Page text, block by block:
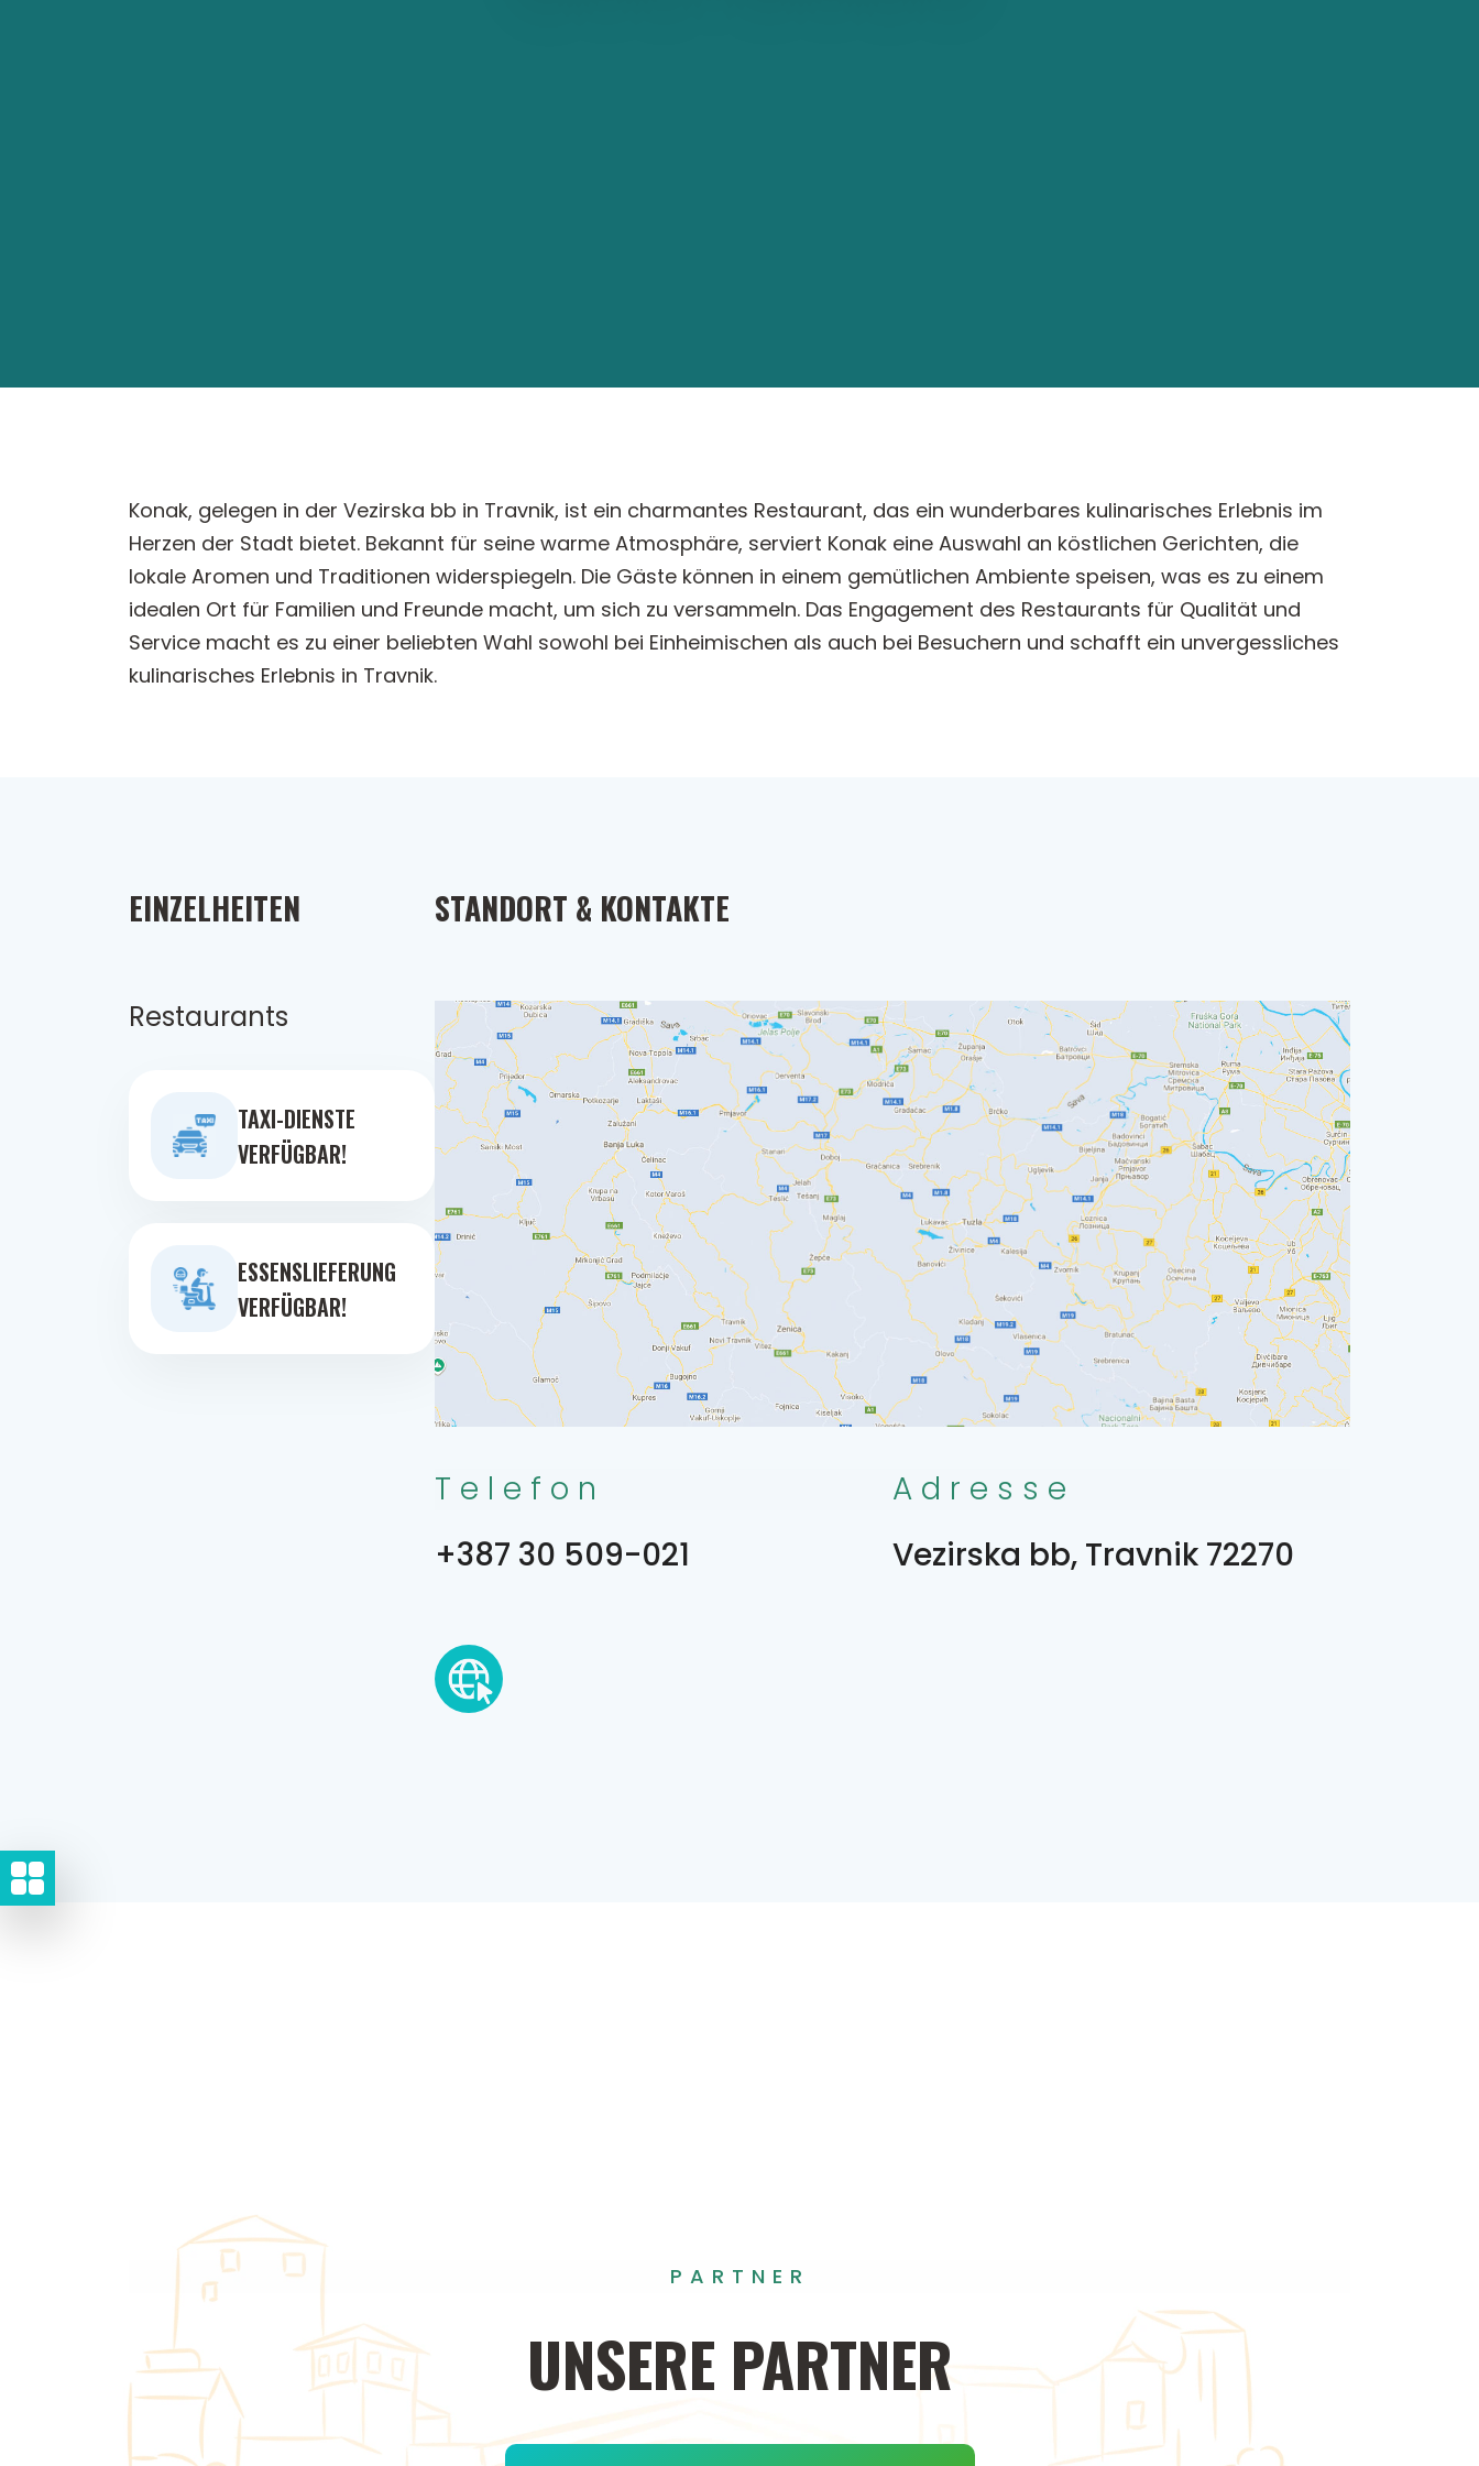
Konak, gelegen in der Vezirska bb in Travnik, ist ein charmantes Restaurant, das ein wunderbares kulinarisches Erlebnis im
Herzen der Stadt bietet. Bekannt für seine warme Atmosphäre, serviert Konak eine Auswahl an köstlichen Gerichten, die
lokale Aromen und Traditionen widerspiegeln. Die Gäste können in einem gemütlichen Ambiente speisen, was es zu einem
idealen Ort für Familien und Freunde macht, um sich zu versammeln. Das Engagement des Restaurants für Qualität und
Service macht es zu einer beliebten Wahl sowohl bei Einheimischen als auch bei Besuchern und schafft ein unvergessliches
kulinarisches Erlebnis in Travnik.
EINZELHEITEN
Restaurants
TAXI-DIENSTE
VERFÜGBAR!
ESSENSLIEFERUNG
VERFÜGBAR!
STANDORT & KONTAKTE
Telefon
+387 30 509-021
Adresse
Vezirska bb, Travnik 72270
PARTNER
UNSERE PARTNER